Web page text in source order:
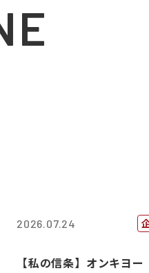
2026.07.24
【私の信条】オンキ